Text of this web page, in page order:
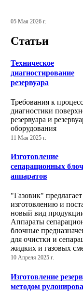
05 Мая 2026 г.
Статьи
Техническое
диагностирование
резервуара
Требования к
диагностики
резервуара и
оборудования
11 Мая 2025 г.
Изготовление
сепарационных
аппаратов
"Газовик"
изготовлению и
новый вид
Аппараты
блочные
для очистки и
жидких и газовых
10 Апреля 2025 г.
Изготовление
методом